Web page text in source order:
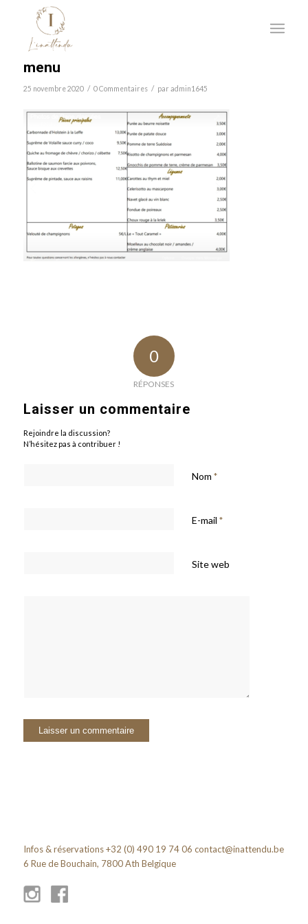
menu
25 novembre 2020 / 0 Commentaires / par admin1645
0
RÉPONSES
Laisser un commentaire
Rejoindre la discussion?
N’hésitez pas à contribuer !
Nom *
E-mail *
Site web
Infos & réservations +32 (0) 490 19 74 06 contact@inattendu.be
6 Rue de Bouchain, 7800 Ath Belgique